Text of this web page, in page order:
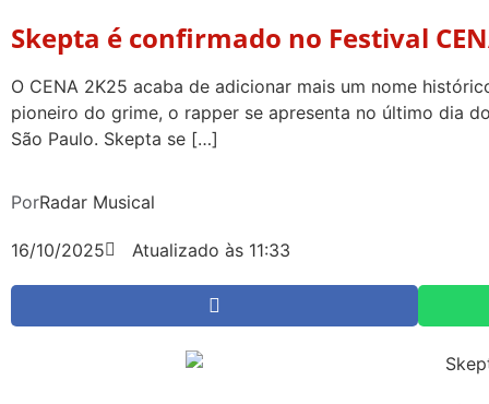
Skepta é confirmado no Festival
O CENA 2K25 acaba de adicionar mais um nome
pioneiro do grime, o rapper se apresenta no último dia
São Paulo. Skepta se […]
PorRadar Musical
16/10/2025 Atualizado às 11:33